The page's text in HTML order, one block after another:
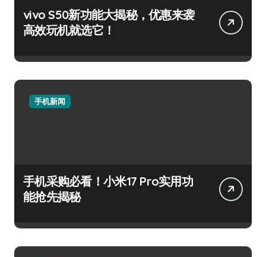
vivo S50新功能大揭秘，优惠来袭
高效玩机就选它！
手机新闻
手机采购必看！小米17 Pro实用功
能抢先揭秘